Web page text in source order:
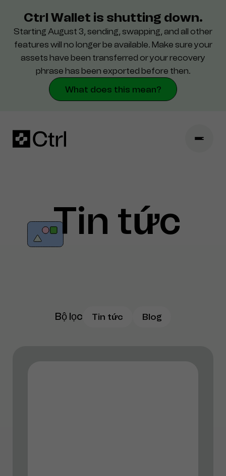
Ctrl Wallet is shutting down.
Starting August 3, sending, swapping, and all other
features will no longer be available. Make sure your
assets have been transferred or your recovery
phrase has been exported before then.
What does this mean?
hỗ trợ
Bảo mật
Tin tức
Bộ lọc Tin tức Blog